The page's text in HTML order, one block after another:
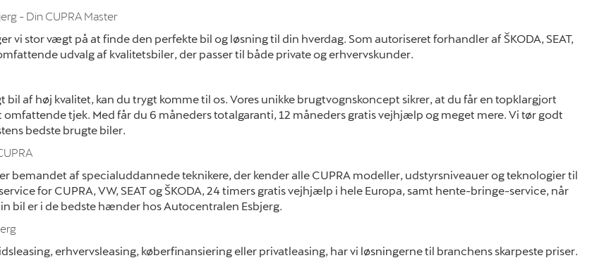
- Din CUPRA Master
vi stor vægt på at finde den perfekte bil og løsning til din hverdag. Som autoriseret forhandler af ŠKODA, SEAT,
udvalg af kvalitetsbiler, der passer til både private og erhvervskunder.
bil af høj kvalitet, kan du trygt komme til os. Vores unikke brugtvognskoncept sikrer, at du får en topklargjort
tjek. Med får du 6 måneders totalgaranti, 12 måneders gratis vejhjælp og meget mere. Vi tør godt
bedste brugte biler.
bemandet af specialuddannede teknikere, der kender alle CUPRA modeller, udstyrsniveauer og teknologier til
for CUPRA, VW, SEAT og ŠKODA, 24 timers gratis vejhjælp i hele Europa, samt hente-bringe-service, når
bil er i de bedste hænder hos Autocentralen Esbjerg.
erhvervsleasing, køberfinansiering eller privatleasing, har vi løsningerne til branchens skarpeste priser.